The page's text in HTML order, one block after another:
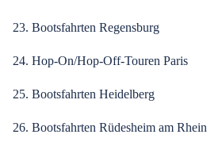
23. Bootsfahrten Regensburg
24. Hop-On/Hop-Off-Touren Paris
25. Bootsfahrten Heidelberg
26. Bootsfahrten Rüdesheim am Rhein